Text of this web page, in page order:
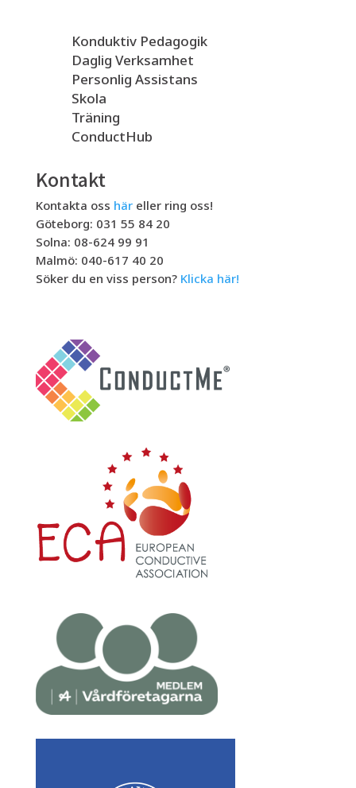
Konduktiv Pedagogik
Daglig Verksamhet
Personlig Assistans
Skola
Träning
ConductHub
Kontakt
Kontakta oss häreller ring oss!
Göteborg: 031 55 84 20
Solna: 08-624 99 91
Malmö: 040-617 40 20
Söker du en viss person? Klicka här!